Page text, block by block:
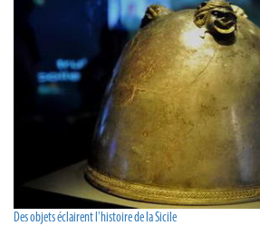
Des objets éclairent l'histoire de la Sicile